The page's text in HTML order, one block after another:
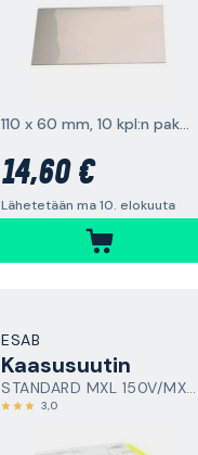
110 x 60 mm, 10 kpl:n pakkaus
14,60 €
Lähetetään ma 10. elokuuta
ESAB
Kaasusuutin
STANDARD MXL 150V/MXL 200
3,0